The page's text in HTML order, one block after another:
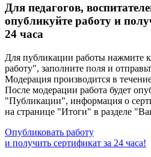
Для педагогов,
опубликуйте работу и
24 часа
Для публикации работы нажмите
работу", заполните поля и
Модерация производится в
После модерации работа будет
"Публикации", информация о
на странице "Итоги" в разделе
Опубликовать работу
и получить сертификат за 24 часа!